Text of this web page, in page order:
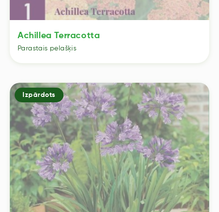
Achillea Terracotta
Parastais pelašķis